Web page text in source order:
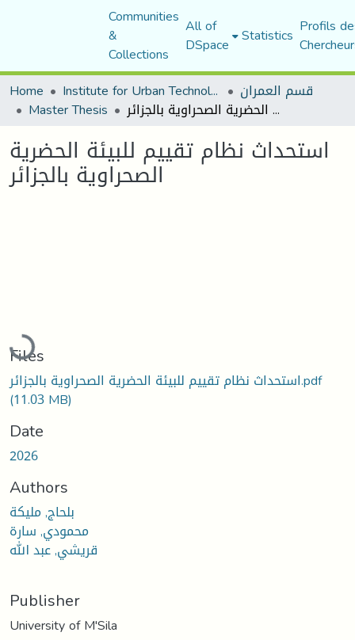
Communities
&
Collections
All of
DSpace Statistics Profils
Home
Institute for Urban Technology Management قسم العمران
Master Thesis استحداث نظام تقييم للبيئة الحضرية الصحراوية بالجزائر
استحداث نظام تقييم للبيئة الحضرية
الصحراوية بالجزائر
Loading...
Files
استحداث نظام تقييم للبيئة الحضرية الصحراوية بالجزائر.pdf
(11.03 MB)
Date
2026
Authors
بلحاج, مليكة
محمودي, سارة
قريشي, عبد الله
Publisher
University of M'Sila